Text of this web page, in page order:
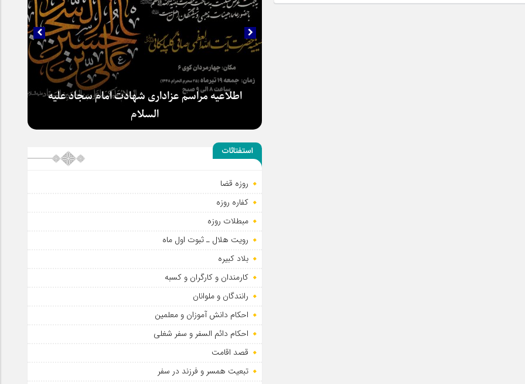
اطلاعیه مراسم عزاداری شهادت امام سجاد علیه
السلام
استفتائات
روزه قضا
کفاره روزه
مبطلات روزه
رویت هلال ـ ثبوت اول ماه
بلاد کبیره
کارمندان و کارگران و کسبه
رانندگان و ملوانان
احکام دانش آموزان و معلمین
احکام دائم السفر و سفر شغلی
قصد اقامت
تبعیت همسر و فرزند در سفر